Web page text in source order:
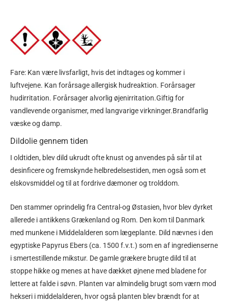
Fare: Kan være livsfarligt, hvis det indtages og kommer i
luftvejene. Kan forårsage allergisk hudreaktion. Forårsager
hudirritation. Forårsager alvorlig øjenirritation.Giftig for
vandlevende organismer, med langvarige virkninger.Brandfarlig
væske og damp.
Dildolie gennem tiden
I oldtiden, blev dild ukrudt ofte knust og anvendes på sår til at
desinficere og fremskynde helbredelsestiden, men også som et
elskovsmiddel og til at fordrive dæmoner og trolddom.
Den stammer oprindelig fra Central-og Østasien, hvor blev dyrket
allerede i antikkens Grækenland og Rom. Den kom til Danmark
med munkene i Middelalderen som lægeplante. Dild nævnes i den
egyptiske Papyrus Ebers (ca. 1500 f.v.t.) som en af ingredienserne
i smertestillende mikstur. De gamle grækere brugte dild til at
stoppe hikke og menes at have dækket øjnene med bladene for
lettere at falde i søvn. Planten var almindelig brugt som værn mod
hekseri i middelalderen, hvor også planten blev brændt for at